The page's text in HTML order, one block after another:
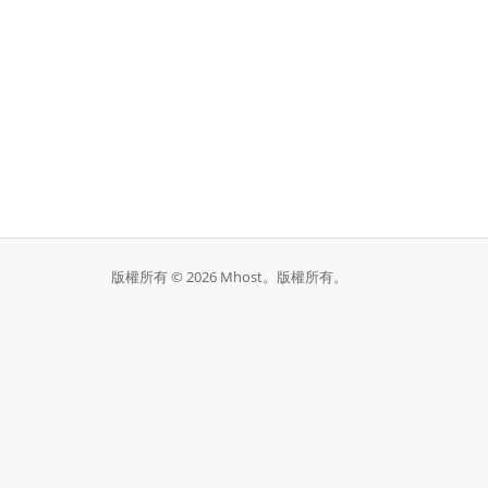
版權所有 © 2026 Mhost。版權所有。